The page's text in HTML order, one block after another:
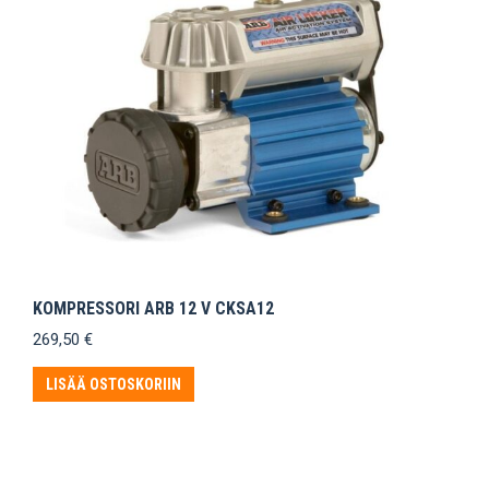
KOMPRESSORI ARB 12 V CKSA12
269,50 €
LISÄÄ OSTOSKORIIN